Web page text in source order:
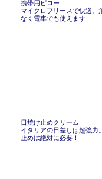
携帯用ピロー
マイクロフリースで快適。
なく電車でも使えます
日焼け止めクリーム
イタリアの日差しは超強力
止めは絶対に必要！